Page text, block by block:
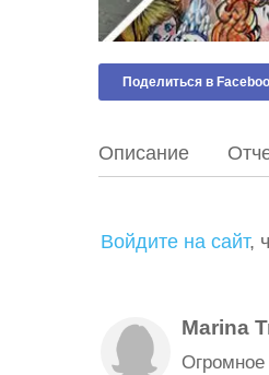
Поделиться в
Описание
Войдите на сайт,
Marina
Огромное